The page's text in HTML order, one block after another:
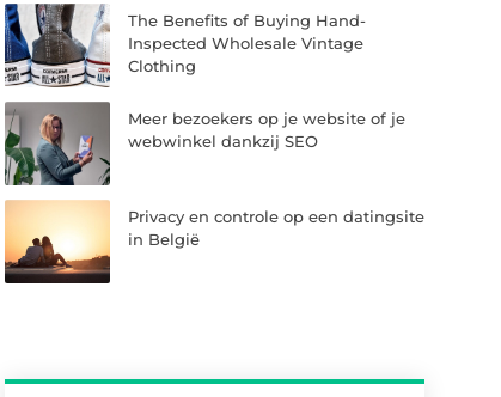
The Benefits of Buying Hand-
Inspected Wholesale Vintage
Clothing
Meer bezoekers op je website of je
webwinkel dankzij SEO
Privacy en controle op een datingsite
in België